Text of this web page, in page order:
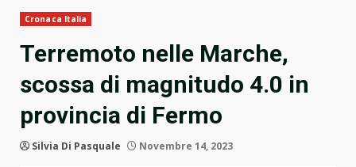
Cronaca Italia
Terremoto nelle Marche,
scossa di magnitudo 4.0 in
provincia di Fermo
Silvia Di Pasquale Novembre 14, 2023